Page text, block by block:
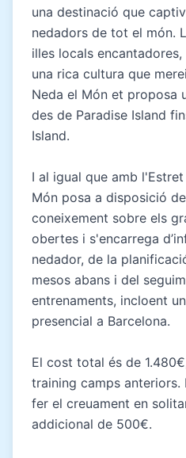
una destinació que
nedadors de tot el món.
illes locals
una rica cultura que
Neda el Món et proposa
des de Paradise Island
Island.
I al igual que amb
Món posa a disposició
coneixement sobre els
obertes i s'encarrega
nedador, de la
mesos abans i del
entrenaments, incloent
presencial a Barcelona.
El cost total és de
training camps anteriors.
fer el creuament en
addicional de 500€.